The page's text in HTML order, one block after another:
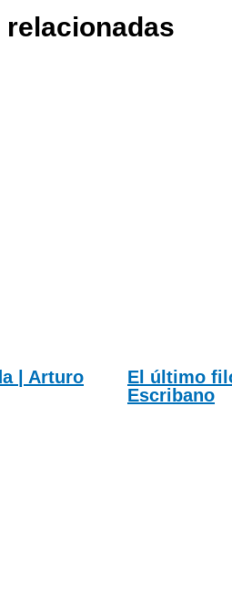
relacionadas
| Arturo
El último
Escribano